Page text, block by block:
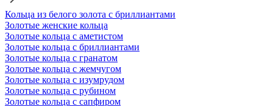
Кольца из белого золота с бриллиантами
Золотые женские кольца
Золотые кольца с аметистом
Золотые кольца с бриллиантами
Золотые кольца с гранатом
Золотые кольца с жемчугом
Золотые кольца с изумрудом
Золотые кольца с рубином
Золотые кольца с сапфиром